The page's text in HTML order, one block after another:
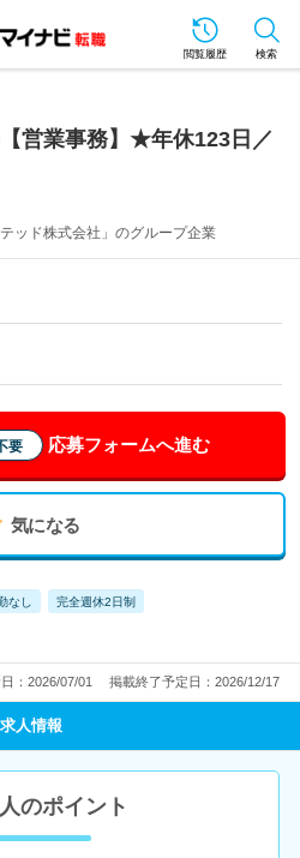
閲覧履歴 検索
【営業事務】★年休123日／
ッド株式会社」のグループ企業
要 応募フォームへ進む
気になる
なし 完全週休2日制
：2026/07/01 掲載終了予定日：2026/12/17
求人情報
のポイント